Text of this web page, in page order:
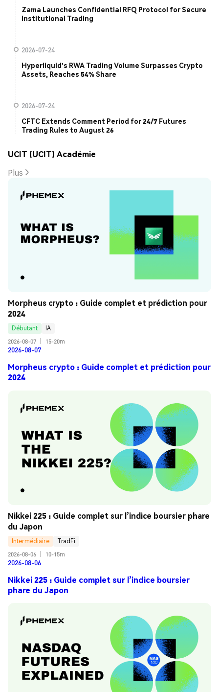
Zama Launches Confidential RFQ Protocol for Secure
Institutional Trading
2026-07-24
Hyperliquid's RWA Trading Volume Surpasses Crypto
Assets, Reaches 54% Share
2026-07-24
CFTC Extends Comment Period for 24/7 Futures
Trading Rules to August 26
UCIT (UCIT) Académie
Plus
Morpheus crypto : Guide complet et prédiction pour
2024
Débutant
IA
2026-08-07
15-20m
2026-08-07
Morpheus crypto : Guide complet et prédiction pour
2024
Nikkei 225 : Guide complet sur l’indice boursier phare
du Japon
Intermédiaire
TradFi
2026-08-06
10-15m
2026-08-06
Nikkei 225 : Guide complet sur l’indice boursier
phare du Japon